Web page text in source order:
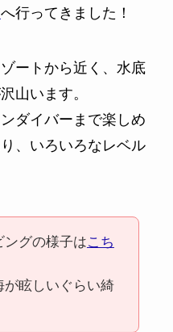
へ行ってきました！
ートから近く、水底
山います。
ダイバーまで楽しめ
、いろいろなレベル
グの様子はこち
が眩しいぐらい綺